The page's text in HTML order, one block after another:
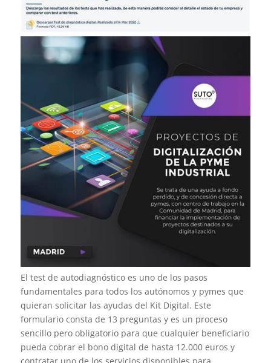
El test de autodiagnóstico es uno de los pasos
fundamentales para todos los autónomos y pymes que
quieran solicitar las ayudas del Kit Digital. Este
formulario consta de 13 preguntas y es un proceso
sencillo pero obligatorio para que cualquier beneficiario
pueda cobrar el bono digital de hasta 12.000 euros y
contratar uno de los servicios disponibles para